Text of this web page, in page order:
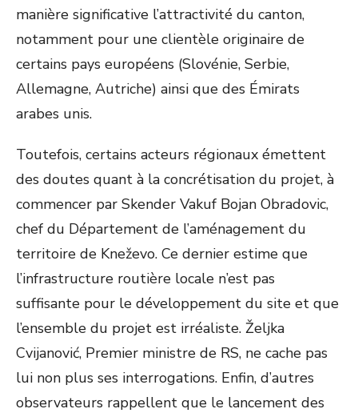
manière significative l’attractivité du canton,
notamment pour une clientèle originaire de
certains pays européens (Slovénie, Serbie,
Allemagne, Autriche) ainsi que des Émirats
arabes unis.
Toutefois, certains acteurs régionaux émettent
des doutes quant à la concrétisation du projet, à
commencer par Skender Vakuf Bojan Obradovic,
chef du Département de l’aménagement du
territoire de Kneževo. Ce dernier estime que
l’infrastructure routière locale n’est pas
suffisante pour le développement du site et que
l’ensemble du projet est irréaliste. Željka
Cvijanović, Premier ministre de RS, ne cache pas
lui non plus ses interrogations. Enfin, d’autres
observateurs rappellent que le lancement des